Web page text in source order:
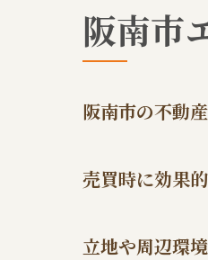
阪南市
阪南市の不動
売買時に効果
立地や周辺環